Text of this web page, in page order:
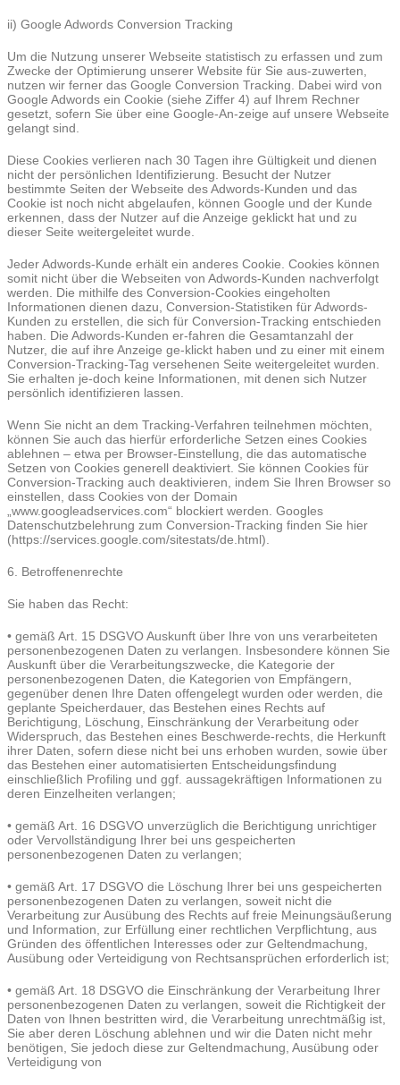
ii) Google Adwords Conversion Tracking
Um die Nutzung unserer Webseite statistisch zu erfassen und zum
Zwecke der Optimierung unserer Website für Sie aus-zuwerten,
nutzen wir ferner das Google Conversion Tracking. Dabei wird von
Google Adwords ein Cookie (siehe Ziffer 4) auf Ihrem Rechner
gesetzt, sofern Sie über eine Google-An-zeige auf unsere Webseite
gelangt sind.
Diese Cookies verlieren nach 30 Tagen ihre Gültigkeit und dienen
nicht der persönlichen Identifizierung. Besucht der Nutzer
bestimmte Seiten der Webseite des Adwords-Kunden und das
Cookie ist noch nicht abgelaufen, können Google und der Kunde
erkennen, dass der Nutzer auf die Anzeige geklickt hat und zu
dieser Seite weitergeleitet wurde.
Jeder Adwords-Kunde erhält ein anderes Cookie. Cookies können
somit nicht über die Webseiten von Adwords-Kunden nachverfolgt
werden. Die mithilfe des Conversion-Cookies eingeholten
Informationen dienen dazu, Conversion-Statistiken für Adwords-
Kunden zu erstellen, die sich für Conversion-Tracking entschieden
haben. Die Adwords-Kunden er-fahren die Gesamtanzahl der
Nutzer, die auf ihre Anzeige ge-klickt haben und zu einer mit einem
Conversion-Tracking-Tag versehenen Seite weitergeleitet wurden.
Sie erhalten je-doch keine Informationen, mit denen sich Nutzer
persönlich identifizieren lassen.
Wenn Sie nicht an dem Tracking-Verfahren teilnehmen möchten,
können Sie auch das hierfür erforderliche Setzen eines Cookies
ablehnen – etwa per Browser-Einstellung, die das automatische
Setzen von Cookies generell deaktiviert. Sie können Cookies für
Conversion-Tracking auch deaktivieren, indem Sie Ihren Browser so
einstellen, dass Cookies von der Domain
„www.googleadservices.com“ blockiert werden. Googles
Datenschutzbelehrung zum Conversion-Tracking finden Sie hier
(https://services.google.com/sitestats/de.html).
6. Betroffenenrechte
Sie haben das Recht:
• gemäß Art. 15 DSGVO Auskunft über Ihre von uns verarbeiteten
personenbezogenen Daten zu verlangen. Insbesondere können Sie
Auskunft über die Verarbeitungszwecke, die Kategorie der
personenbezogenen Daten, die Kategorien von Empfängern,
gegenüber denen Ihre Daten offengelegt wurden oder werden, die
geplante Speicherdauer, das Bestehen eines Rechts auf
Berichtigung, Löschung, Einschränkung der Verarbeitung oder
Widerspruch, das Bestehen eines Beschwerde-rechts, die Herkunft
ihrer Daten, sofern diese nicht bei uns erhoben wurden, sowie über
das Bestehen einer automatisierten Entscheidungsfindung
einschließlich Profiling und ggf. aussagekräftigen Informationen zu
deren Einzelheiten verlangen;
• gemäß Art. 16 DSGVO unverzüglich die Berichtigung unrichtiger
oder Vervollständigung Ihrer bei uns gespeicherten
personenbezogenen Daten zu verlangen;
• gemäß Art. 17 DSGVO die Löschung Ihrer bei uns gespeicherten
personenbezogenen Daten zu verlangen, soweit nicht die
Verarbeitung zur Ausübung des Rechts auf freie Meinungsäußerung
und Information, zur Erfüllung einer rechtlichen Verpflichtung, aus
Gründen des öffentlichen Interesses oder zur Geltendmachung,
Ausübung oder Verteidigung von Rechtsansprüchen erforderlich ist;
• gemäß Art. 18 DSGVO die Einschränkung der Verarbeitung Ihrer
personenbezogenen Daten zu verlangen, soweit die Richtigkeit der
Daten von Ihnen bestritten wird, die Verarbeitung unrechtmäßig ist,
Sie aber deren Löschung ablehnen und wir die Daten nicht mehr
benötigen, Sie jedoch diese zur Geltendmachung, Ausübung oder
Verteidigung von